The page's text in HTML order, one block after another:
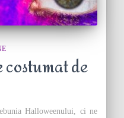
costumat de
Halloweenului, ci ne